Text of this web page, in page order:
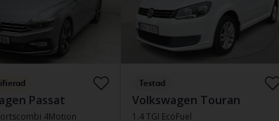
Passat
4Motion
Testad
Volkswagen Touran
1.4 TGI EcoFuel